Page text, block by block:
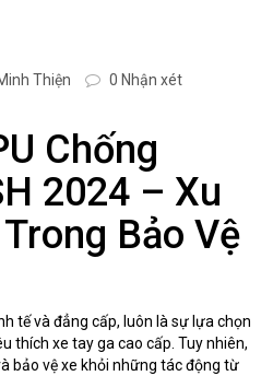
Thiện 0 Nhận xét
Chống
2024 – Xu
Bảo Vệ
tế và đẳng cấp, luôn là sự lựa chọn
thích xe tay ga cao cấp. Tuy nhiên,
bảo vệ xe khỏi những tác động từ